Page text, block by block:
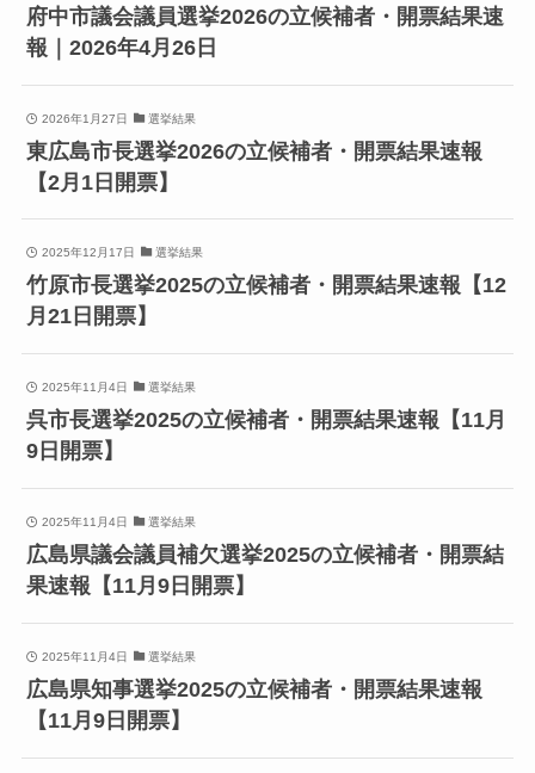
府中市議会議員選挙2026の立候補者・開票結果速
報｜2026年4月26日
2026年1月27日 選挙結果
東広島市長選挙2026の立候補者・開票結果速報
【2月1日開票】
2025年12月17日 選挙結果
竹原市長選挙2025の立候補者・開票結果速報【12
月21日開票】
2025年11月4日 選挙結果
呉市長選挙2025の立候補者・開票結果速報【11月
9日開票】
2025年11月4日 選挙結果
広島県議会議員補欠選挙2025の立候補者・開票結
果速報【11月9日開票】
2025年11月4日 選挙結果
広島県知事選挙2025の立候補者・開票結果速報
【11月9日開票】